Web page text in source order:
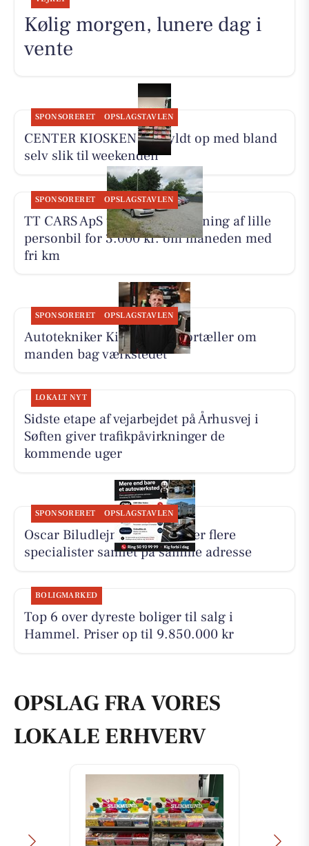
Kølig morgen, lunere dag i
vente
SPONSORERET OPSLAGSTAVLEN
CENTER KIOSKEN har fyldt op med bland
selv slik til weekenden
SPONSORERET OPSLAGSTAVLEN
TT CARS ApS tilbyder biludlejning af lille
personbil for 3.000 kr. om måneden med
fri km
SPONSORERET OPSLAGSTAVLEN
Autotekniker Kim Skytthe fortæller om
manden bag værkstedet
LOKALT NYT
Sidste etape af vejarbejdet på Århusvej i
Søften giver trafikpåvirkninger de
kommende uger
SPONSORERET OPSLAGSTAVLEN
Oscar Biludlejning fremhæver flere
specialister samlet på samme adresse
BOLIGMARKED
Top 6 over dyreste boliger til salg i
Hammel. Priser op til 9.850.000 kr
OPSLAG FRA VORES
LOKALE ERHVERV